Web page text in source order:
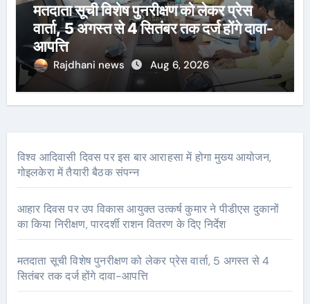
मतदाता सूची विशेष पुनरीक्षण को लेकर प्रेस
वार्ता, 5 अगस्त से 4 सितंबर तक दर्ज होंगे दावा-
आपत्ति
Rajdhani news Aug 6, 2026
विश्व आदिवासी दिवस पर इस बार आराहसा में होगा मुख्य आयोजन,
गोइलकेरा में तैयारी बैठक संपन्न
आहार दिवस पर उप विकास आयुक्त उत्कर्ष कुमार ने पीडीएस दुकानों
का किया निरीक्षण, पारदर्शी राशन वितरण के दिए निर्देश
मतदाता सूची विशेष पुनरीक्षण को लेकर प्रेस वार्ता, 5 अगस्त से 4
सितंबर तक दर्ज होंगे दावा-आपत्ति